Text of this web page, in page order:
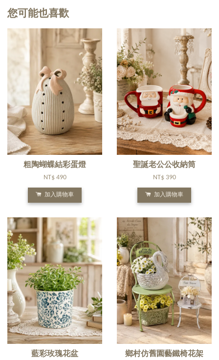
您可能也喜歡
粗陶蝴蝶結彩蛋燈
NT$ 490
加入購物車
聖誕老公公收納筒
NT$ 390
加入購物車
藍彩玫瑰花盆 鄉村仿舊園藝鐵椅花架